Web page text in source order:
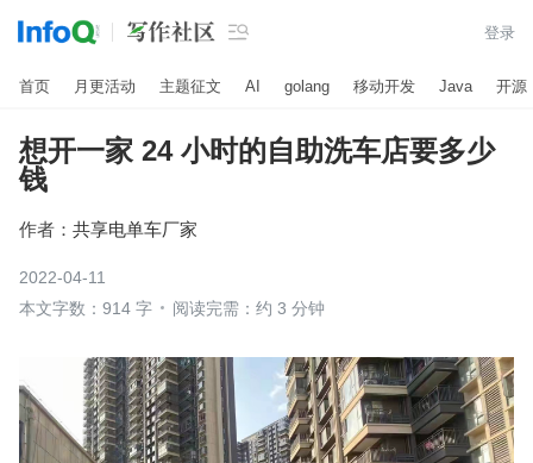
 登录
首页 月更活动 主题征文 AI golang 移动开发 Java 开源
想开一家 24 小时的自助洗车店要多少
钱
作者： 共享电单车厂家
2022-04-11
本文字数：914 字
阅读完需：约 3 分钟